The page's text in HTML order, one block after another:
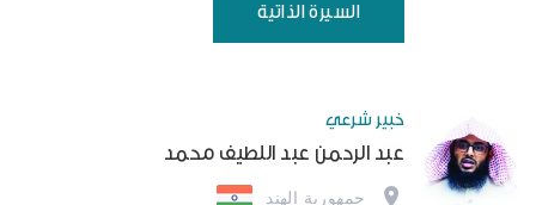
السيرة الذاتية
خبير شرعي
عبد الرحمن عبد اللطيف محمد
جمهورية الهند